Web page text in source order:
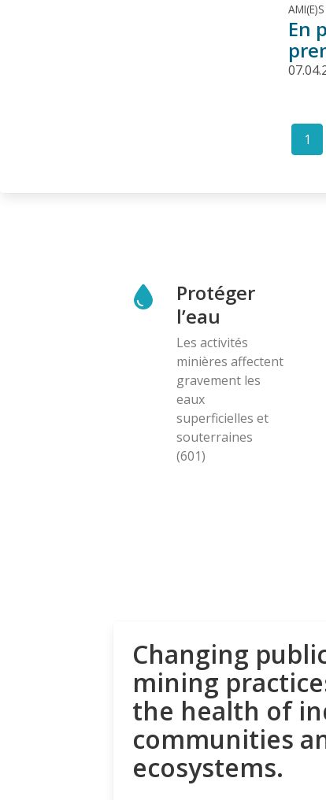
En
1
Protéger
l’eau
Les activités
minières affectent
gravement les
eaux
superficielles et
souterraines
(601)
Changing
mining
the health of
communities
ecosystems.